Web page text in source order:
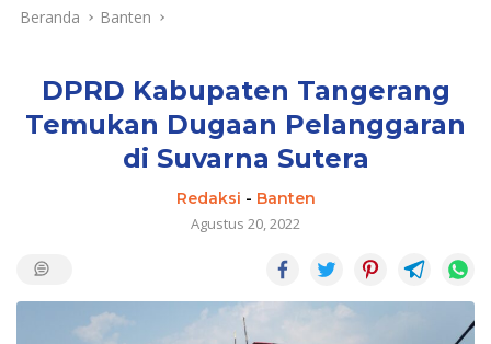
Beranda Banten
DPRD Kabupaten Tangerang
Temukan Dugaan Pelanggaran
di Suvarna Sutera
Redaksi - Banten
Agustus 20, 2022